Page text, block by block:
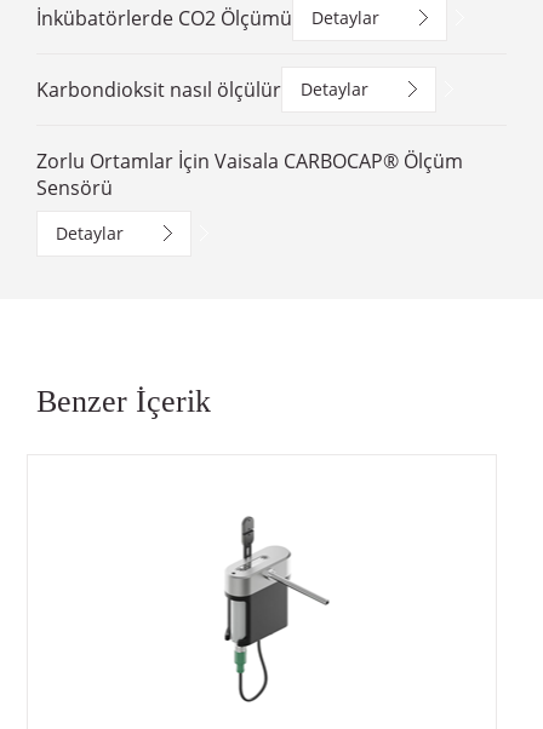
İnkübatörlerde CO2 Ölçümü Detaylar
Karbondioksit nasıl ölçülür Detaylar
Zorlu Ortamlar İçin Vaisala CARBOCAP® Ölçüm
Sensörü
Detaylar
Benzer İçerik